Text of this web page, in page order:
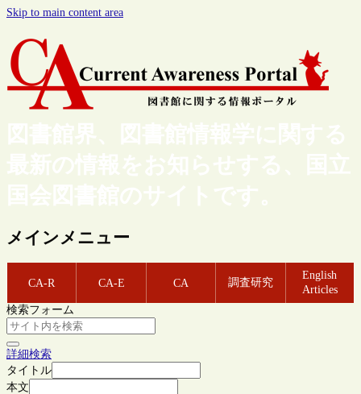
Skip to main content area
図書館界、図書館情報学に関する
最新の情報をお知らせする、国立
国会図書館のサイトです。
メインメニュー
CA-R CA-E CA 調査研究
English
Articles
検索フォーム
詳細検索
タイトル
本文